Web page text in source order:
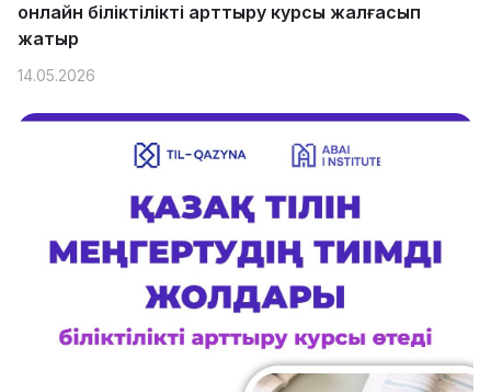
онлайн біліктілікті арттыру курсы жалғасып
жатыр
14.05.2026